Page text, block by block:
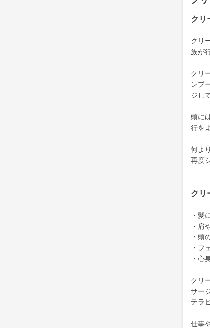
クリ
クリ
族が
クリ
ンプ
ジし
頭に
行を
何よ
再度
クリ
・髪
・肩
・頭
・フ
・心
クリ
サー
テラ
仕事